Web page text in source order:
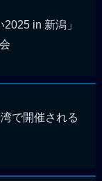
in 新潟」
で開催される